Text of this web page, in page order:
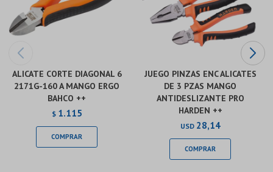
ALICATE CORTE DIAGONAL 6
2171G-160 A MANGO ERGO
BAHCO ++
$ 1.115
JUEGO PINZAS ENC ALICATES
DE 3 PZAS MANGO
ANTIDESLIZANTE PRO
HARDEN ++
USD 28,14